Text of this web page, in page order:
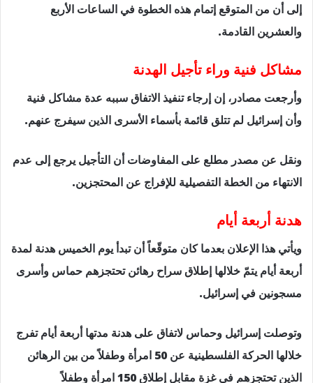
إلى أن من المتوقع إتمام هذه الخطوة في الساعات الأربع
والعشرين القادمة.
مشاكل فنية وراء تأجيل الهدنة
وأرجعت مصادر، إن إرجاء تنفيذ الاتفاق سببه عدة مشاكل فنية
وأن إسرائيل لم تتلق قائمة بأسماء الأسرى الذين سيفرج عنهم.
ونقل عن مصدر مطلع على المفاوضات أن التأجيل يرجع إلى عدم
الانتهاء من الخطة التفصيلية للإفراج عن المحتجزين.
هدنة أربعة أيام
ويأتي هذا الإعلان بعدما كان متوقّعاً أن تبدأ يوم الخميس هدنة لمدة
أربعة أيام يتمّ خلالها إطلاق سراح رهائن تحتجزهم حماس وأسرى
مسجونين في إسرائيل.
وتوصلت إسرائيل وحماس لاتفاق على هدنة مدتها أربعة أيام تفرج
خلالها الحركة الفلسطينية عن 50 امرأة وطفلاً من بين الرهائن
الذين تحتجزهم في غزة مقابل إطلاق 150 امرأة وطفلاً